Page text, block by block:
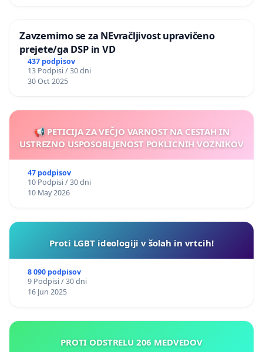
Zavzemimo se za NEvračljivost upravičeno
prejete/ga DSP in VD
437 podpisov
13 Podpisi / 30 dni
30 Oct 2025
📢 PETICIJA ZA VEČJO VARNOST NA CESTAH IN
USTREZNO USPOSOBLJENOST POKLICNIH VOZNIKOV
47 podpisov
10 Podpisi / 30 dni
10 May 2026
Proti LGBT ideologiji v šolah in vrtcih!
8 090 podpisov
9 Podpisi / 30 dni
16 Jun 2025
PROTI ODSTRELU 206 MEDVEDOV